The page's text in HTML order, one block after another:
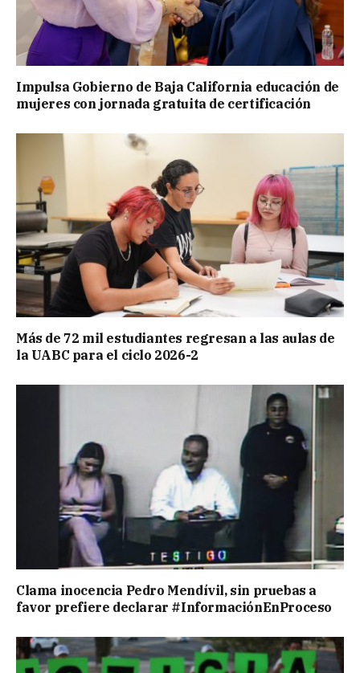
Impulsa Gobierno de Baja California educación de
mujeres con jornada gratuita de certificación
Más de 72 mil estudiantes regresan a las aulas de
la UABC para el ciclo 2026-2
Clama inocencia Pedro Mendívil, sin pruebas a
favor prefiere declarar #InformaciónEnProceso